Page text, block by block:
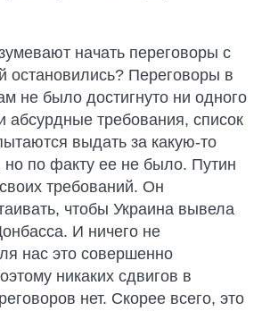
начать переговоры с
остановились? Переговоры в
не было достигнуто ни одного
абсурдные требования, список
выдать за какую-то
но по факту ее не было. Путин
требований. Он
чтобы Украина вывела
И ничего не
нас это совершенно
никаких сдвигов в
нет. Скорее всего, это